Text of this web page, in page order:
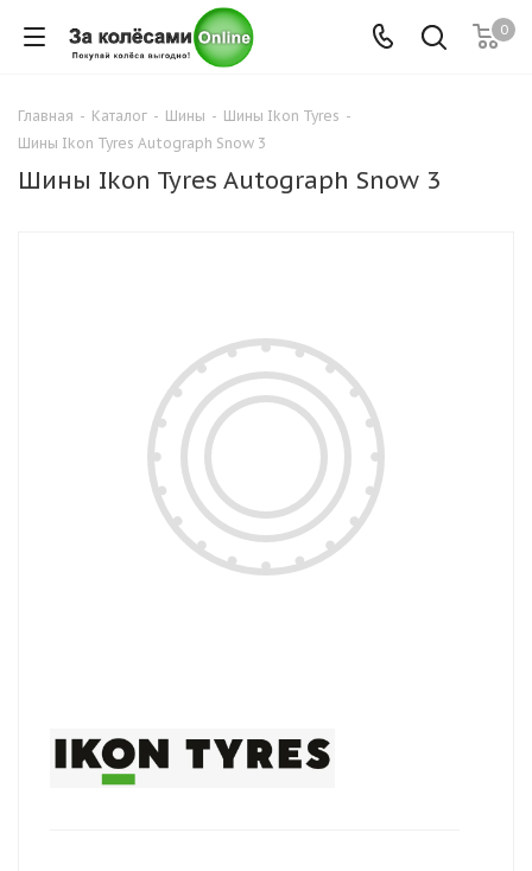
0
Главная - Каталог - Шины - Шины Ikon Tyres -
Шины Ikon Tyres Autograph Snow 3
Шины Ikon Tyres Autograph Snow 3